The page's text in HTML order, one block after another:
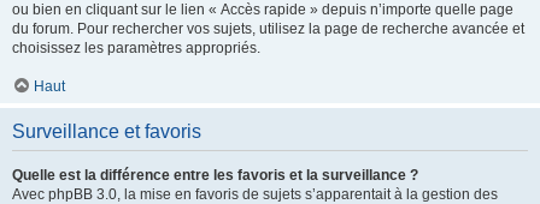
ou bien en cliquant sur le lien « Accès rapide » depuis n’importe quelle page
du forum. Pour rechercher vos sujets, utilisez la page de recherche avancée et
choisissez les paramètres appropriés.
Haut
Surveillance et favoris
Quelle est la différence entre les favoris et la surveillance ?
Avec phpBB 3.0, la mise en favoris de sujets s’apparentait à la gestion des